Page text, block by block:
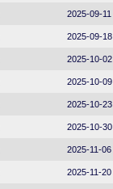
2025-09-11
2025-09-18
2025-10-02
2025-10-09
2025-10-23
2025-10-30
2025-11-06
2025-11-20